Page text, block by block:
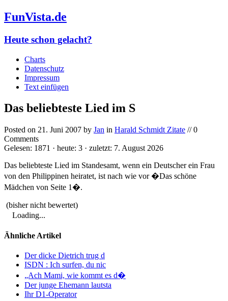
FunVista.de
Heute schon gelacht?
Charts
Datenschutz
Impressum
Text einfügen
Das beliebteste Lied im S
Posted on 21. Juni 2007 by Jan in Harald Schmidt Zitate // 0
Comments
Gelesen: 1871 · heute: 3 · zuletzt: 7. August 2026
Das beliebteste Lied im Standesamt, wenn ein Deutscher ein Frau
von den Philippinen heiratet, ist nach wie vor �Das schöne
Mädchen von Seite 1�.
(bisher nicht bewertet)
Loading...
Ähnliche Artikel
Der dicke Dietrich trug d
ISDN : Ich surfen, du nic
„Ach Mami, wie kommt es d�
Der junge Ehemann lautsta
Ihr D1-Operator